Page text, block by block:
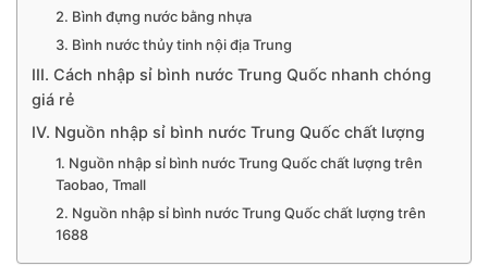
2. Bình đựng nước bằng nhựa
3. Bình nước thủy tinh nội địa Trung
III. Cách nhập sỉ bình nước Trung Quốc nhanh chóng
giá rẻ
IV. Nguồn nhập sỉ bình nước Trung Quốc chất lượng
1. Nguồn nhập sỉ bình nước Trung Quốc chất lượng trên
Taobao, Tmall
2. Nguồn nhập sỉ bình nước Trung Quốc chất lượng trên
1688